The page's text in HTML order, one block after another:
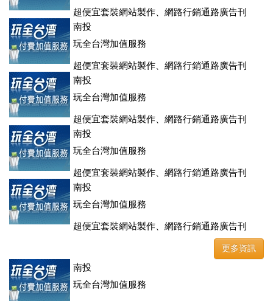
超便宜套裝網站製作、網路行銷通路廣告刊
登、訂房系統、客房委託旅行社銷售，全面優惠中....
南投
玩全台灣加值服務
超便宜套裝網站製作、網路行銷通路廣告刊
登、訂房系統、客房委託旅行社銷售，全面優惠中....
南投
玩全台灣加值服務
超便宜套裝網站製作、網路行銷通路廣告刊
登、訂房系統、客房委託旅行社銷售，全面優惠中....
南投
玩全台灣加值服務
超便宜套裝網站製作、網路行銷通路廣告刊
登、訂房系統、客房委託旅行社銷售，全面優惠中....
南投
玩全台灣加值服務
超便宜套裝網站製作、網路行銷通路廣告刊
登、訂房系統、客房委託旅行社銷售，全面優惠中....
更多資訊
南投
玩全台灣加值服務